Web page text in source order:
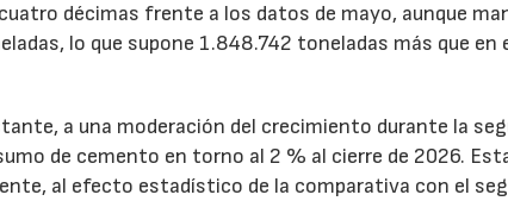
décimas frente a los datos de mayo, aunque
lo que supone 1.848.742 toneladas más que en
a una moderación del crecimiento durante la
de cemento en torno al 2 % al cierre de 2026.
al efecto estadístico de la comparativa con el